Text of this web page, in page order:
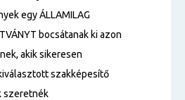
egy ÁLLAMILAG
bocsátanak ki azon
akik sikeresen
szakképesítő
szeretnék